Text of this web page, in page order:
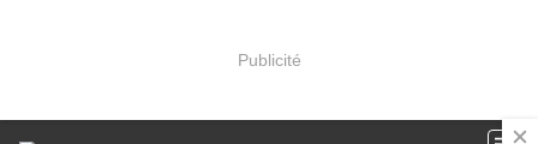
Publicité